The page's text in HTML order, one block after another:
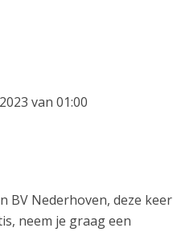
van 01:00
BV Nederhoven, deze keer
neem je graag een